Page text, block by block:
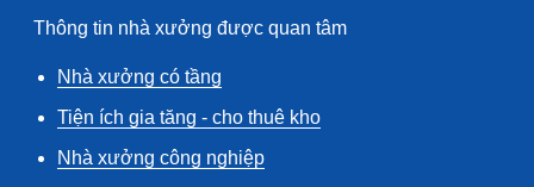
Thông tin nhà xưởng được quan tâm
Nhà xưởng có tầng
Tiện ích gia tăng - cho thuê kho
Nhà xưởng công nghiệp